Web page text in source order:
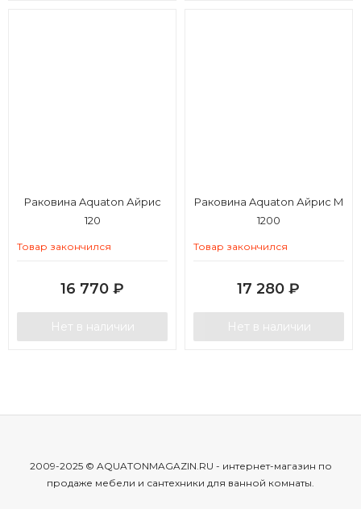
Раковина Aquaton Айрис
120
Товар закончился
16 770 ₽
Нет в наличии
Раковина Aquaton Айрис M
1200
Товар закончился
17 280 ₽
Нет в наличии
2009-2025 © AQUATONMAGAZIN.RU - интернет-магазин по
продаже мебели и сантехники для ванной комнаты.